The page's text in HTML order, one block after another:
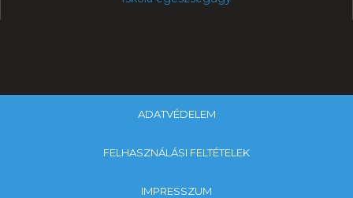
ADATVÉDELEM
FELHASZNÁLÁSI FELTÉTELEK
IMPRESSZUM